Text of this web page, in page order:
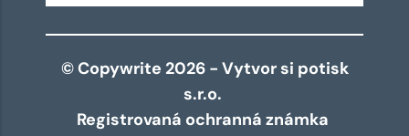
© Copywrite 2026 - Vytvor si potisk
s.r.o.
Registrovaná ochranná známka